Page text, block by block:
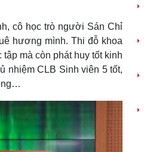
Tư vấn
Săn Tour
check-in
cô học trò người Sán Chỉ
hương mình. Thi đỗ khoa
mà còn phát huy tốt kinh
nhiệm CLB Sinh viên 5 tốt,